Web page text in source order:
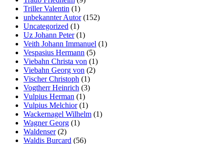
Triller Valentin (1)
unbekannter Autor(152)
Uncategorized (1)
Uz Johann Peter(1)
Veith Johann Immanuel (1)
Vespasius Hermann (5)
Viebahn Christa von (1)
Viebahn Georg von (2)
Vischer Christoph (1)
Vogtherr Heinrich (3)
Vulpius Herman (1)
Vulpius Melchior(1)
Wackernagel Wilhelm (1)
Wagner Georg (1)
Waldenser(2)
Waldis Burcard (56)